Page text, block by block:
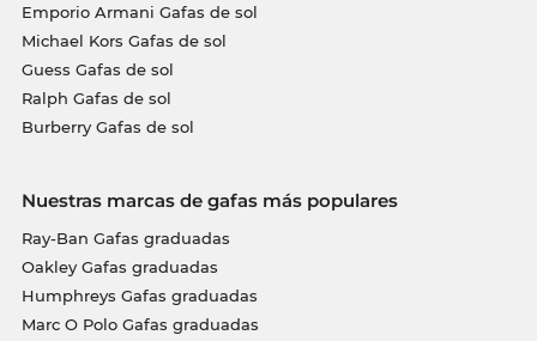
Emporio Armani Gafas de sol
Michael Kors Gafas de sol
Guess Gafas de sol
Ralph Gafas de sol
Burberry Gafas de sol
Nuestras marcas de gafas más populares
Ray-Ban Gafas graduadas
Oakley Gafas graduadas
Humphreys Gafas graduadas
Marc O Polo Gafas graduadas